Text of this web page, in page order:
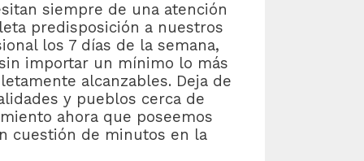
siempre de una atención
predisposición a nuestros
los 7 días de la semana,
importar un mínimo lo más
alcanzables. Deja de
y pueblos cerca de
ahora que poseemos
cuestión de minutos en la